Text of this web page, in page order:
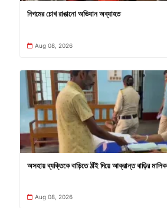
নিগমের চোখ রাঙানো অভিযান অব্যাহত
Aug 08, 2026
অসহায় ব্যক্তিকে বাড়িতে ঠাঁই দিয়ে আক্রান্ত বাড়ির মালিক
Aug 08, 2026